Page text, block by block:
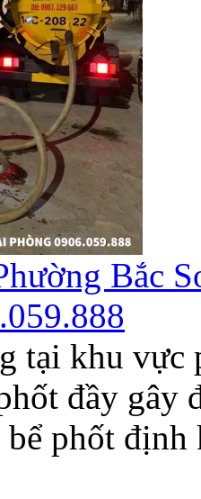
Bắc
tại khu vực
đầy gây
bể phốt